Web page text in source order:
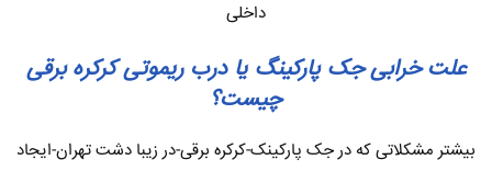
داخلی
علت خرابی جک پارکینگ یا درب ریموتی کرکره برقی
چیست؟
بیشتر مشکلاتی که در جک پارکینک-کرکره برقی-در زیبا دشت تهران-ایجاد